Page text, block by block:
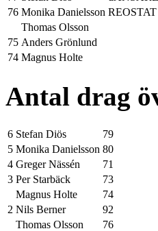
76 Monika Danielsson REOSTAT
Thomas Olsson
75 Anders Grönlund
74 Magnus Holte
Antal drag
6 Stefan Diös
79
5 Monika Danielsson 80
4 Greger Nässén
71
3 Per Starbäck
73
Magnus Holte
74
2 Nils Berner
92
Thomas Olsson
76